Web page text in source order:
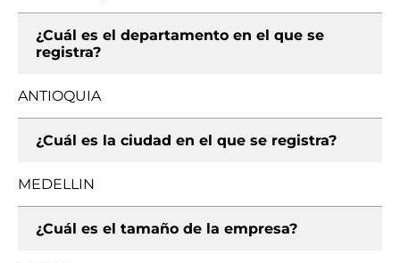
¿Cuál es el departamento en el que se
registra?
ANTIOQUIA
¿Cuál es la ciudad en el que se registra?
MEDELLIN
¿Cuál es el tamaño de la empresa?